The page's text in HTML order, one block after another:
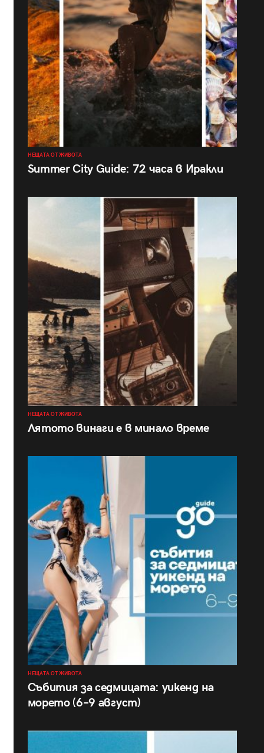
НЕЩАТА ОТ ЖИВОТА
Summer City Guide: 72 часа в Иракли
НЕЩАТА ОТ ЖИВОТА
Лятото винаги е в минало време
НЕЩАТА ОТ ЖИВОТА
Събития за седмицата: уикенд на
морето (6–9 август)